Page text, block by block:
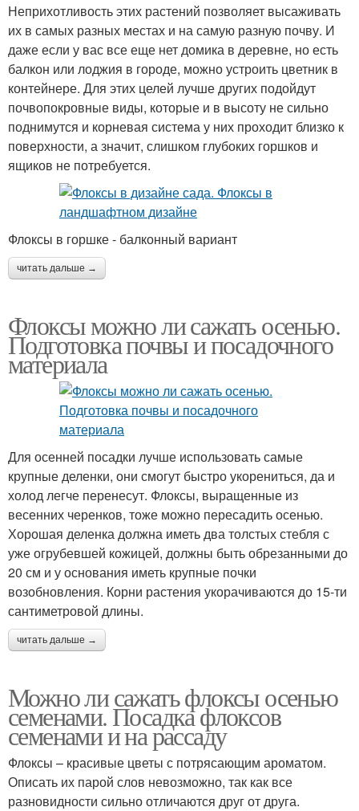
Неприхотливость этих растений позволяет высаживать
их в самых разных местах и на самую разную почву. И
даже если у вас все еще нет домика в деревне, но есть
балкон или лоджия в городе, можно устроить цветник в
контейнере. Для этих целей лучше других подойдут
почвопокровные виды, которые и в высоту не сильно
поднимутся и корневая система у них проходит близко к
поверхности, а значит, слишком глубоких горшков и
ящиков не потребуется.
Флоксы в горшке - балконный вариант
читать дальше →
Флоксы можно ли сажать осенью.
Подготовка почвы и посадочного
материала
Для осенней посадки лучше использовать самые
крупные деленки, они смогут быстро укорениться, да и
холод легче перенесут. Флоксы, выращенные из
весенних черенков, тоже можно пересадить осенью.
Хорошая деленка должна иметь два толстых стебля с
уже огрубевшей кожицей, должны быть обрезанными до
20 см и у основания иметь крупные почки
возобновления. Корни растения укорачиваются до 15-ти
сантиметровой длины.
читать дальше →
Можно ли сажать флоксы осенью
семенами. Посадка флоксов
семенами и на рассаду
Флоксы – красивые цветы с потрясающим ароматом.
Описать их парой слов невозможно, так как все
разновидности сильно отличаются друг от друга.